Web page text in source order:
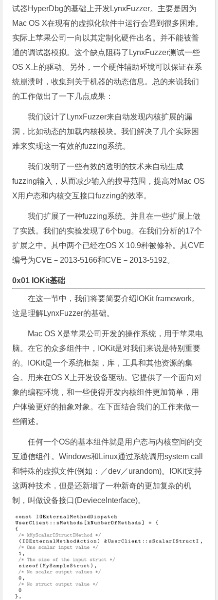
试器HyperDbg的基础上开发LynxFuzzer。主要是因为
Mac OS X在现有的虚拟化软件中运行会遇到很多困难。
实际上苹果公司一向以其定制化硬件出名。并不能被普
通的调试器模拟。这个缺点阻碍了LynxFuzzer测试一些
OS X上的驱动。另外，一个硬件辅助环境可以保证在系
统崩溃时，收集到关于机器的动态信息。总的来说我们
的工作做出了一下几点成果：
我们设计了LynxFuzzer来自动发现内核扩展的漏
洞，比如动态的加载内核模块。我们解决了几个实际困
难来实现这一有效的fuzzing系统。
我们发明了一些有效的透明的技术来自动生成
fuzzing输入，从而减少输入的搜寻范围，提高对Mac OS
X用户态和内核交互接口fuzzing的效率。
我们扩展了一种fuzzing系统。并且在一些扩展上做
了实践。我们的实验发现了6个bug。在我们分析的17个
扩展之中。其中两个已经在OS X 10.9种被修补。其CVE
编号为CVE－2013-5166和CVE－2013-5192。
0x01 IOKit基础
在这一节中，我们将要简要介绍IOKit framework。
这是理解LynxFuzzer的基础。
Mac OS X是苹果公司开发的操作系统，用于苹果电
脑。在它的众多组件中，IOKit是对我们来说是特别重要
的。IOKit是一个系统框架，库，工具和其他资源的集
合。用来在OS X上开发设备驱动。它提供了一个面向对
象的编程环境，和一些使得开发内核组件更加简单，用
户体验更好的抽象对象。在下面结合我们的工作来做一
些阐述。
任何一个OS的基本组件就是用户态与内核空间的交
互通信组件。Windows和Linux通过系统调用system call
和特殊的虚拟文件(例如：／dev／urandom)。IOKit支持
这两种技术，但是还新增了一种新奇的更加复杂的机
制，叫做设备接口(DevieceInterface)。